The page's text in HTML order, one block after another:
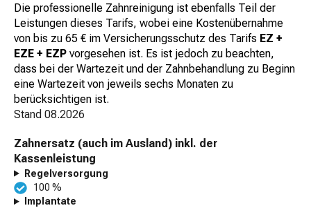
Die professionelle Zahnreinigung ist ebenfalls Teil der
Leistungen dieses Tarifs, wobei eine Kostenübernahme
von bis zu 65 € im Versicherungsschutz des Tarifs EZ +
EZE + EZP vorgesehen ist. Es ist jedoch zu beachten,
dass bei der Wartezeit und der Zahnbehandlung zu Beginn
eine Wartezeit von jeweils sechs Monaten zu
berücksichtigen ist.
Stand 08.2026
Zahnersatz (auch im Ausland) inkl. der
Kassenleistung
Regelversorgung
100 %
Implantate